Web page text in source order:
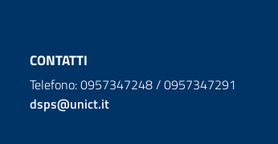
CONTATTI
Telefono: 0957347248 / 0957347291
dsps@unict.it